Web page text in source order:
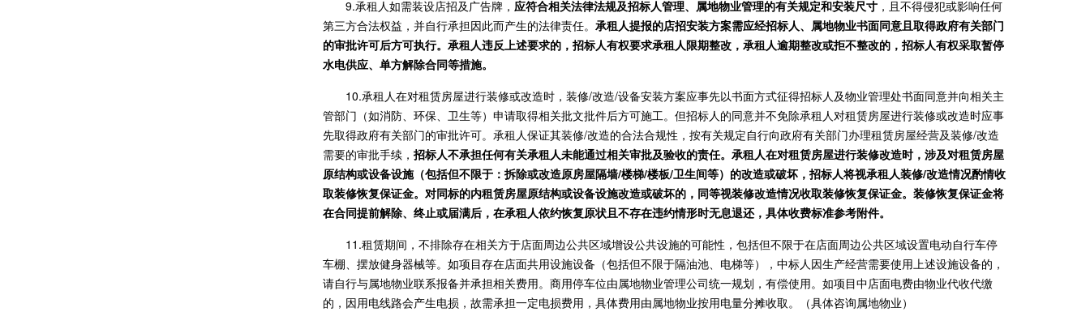
9.承租人如需装设店招及广告牌，应符合相关法律法规及招标人管理、属地物业管理的有关规定和安装尺寸 ，且不得侵犯或影响任何
第三方合法权益，并自行承担因此而产生的法律责任。承租人提报的店招安装方案需应经招标人、属地物业书面同意且取得政府有关部门
的审批许可后方可执行。承租人违反上述要求的，招标人有权要求承租人限期整改，承租人逾期整改或拒不整改的，招标人有权采取暂停
水电供应、单方解除合同等措施。
10.承租人在对租赁房屋进行装修或改造时，装修/改造/设备安装方案应事先以书面方式征得招标人及物业管理处书面同意并向相关主
管部门（如消防、环保、卫生等）申请取得相关批文批件后方可施工。但招标人的同意并不免除承租人对租赁房屋进行装修或改造时应事
先取得政府有关部门的审批许可。承租人保证其装修/改造的合法合规性，按有关规定自行向政府有关部门办理租赁房屋经营及装修/改造
需要的审批手续，招标人不承担任何有关承租人未能通过相关审批及验收的责任。承租人在对租赁房屋进行装修改造时，涉及对租赁房屋
原结构或设备设施（包括但不限于：拆除或改造原房屋隔墙/楼梯/楼板/卫生间等）的改造或破坏，招标人将视承租人装修/改造情况酌情收
取装修恢复保证金。对同标的内租赁房屋原结构或设备设施改造或破坏的，同等视装修改造情况收取装修恢复保证金。装修恢复保证金将
在合同提前解除、终止或届满后，在承租人依约恢复原状且不存在违约情形时无息退还，具体收费标准参考附件。
11.租赁期间，不排除存在相关方于店面周边公共区域增设公共设施的可能性，包括但不限于在店面周边公共区域设置电动自行车停
车棚、摆放健身器械等。如项目存在店面共用设施设备（包括但不限于隔油池、电梯等），中标人因生产经营需要使用上述设施设备的，
请自行与属地物业联系报备并承担相关费用。商用停车位由属地物业管理公司统一规划，有偿使用。如项目中店面电费由物业代收代缴
的，因用电线路会产生电损，故需承担一定电损费用，具体费用由属地物业按用电量分摊收取。（具体咨询属地物业）